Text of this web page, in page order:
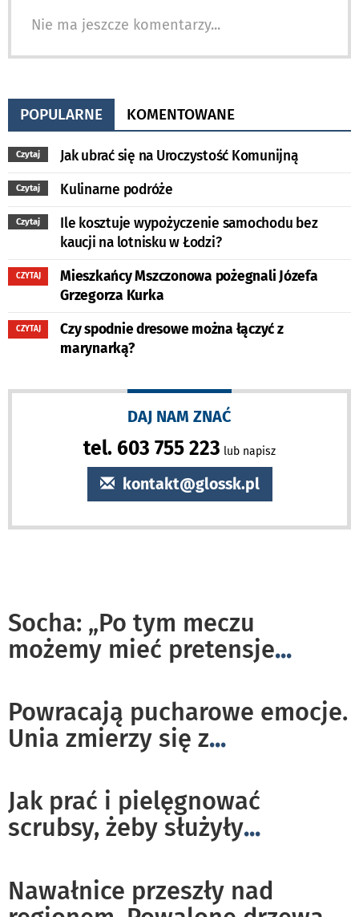
Nie ma jeszcze komentarzy...
POPULARNE KOMENTOWANE
Czytaj Jak ubrać się na Uroczystość Komunijną
Czytaj Kulinarne podróże
Czytaj
Ile kosztuje wypożyczenie samochodu bez
kaucji na lotnisku w Łodzi?
CZYTAJ
Mieszkańcy Mszczonowa pożegnali Józefa
Grzegorza Kurka
CZYTAJ
Czy spodnie dresowe można łączyć z
marynarką?
DAJ NAM ZNAĆ
tel. 603 755 223 lub napisz
kontakt@glossk.pl
Socha: „Po tym meczu
możemy mieć pretensje...
Powracają pucharowe emocje.
Unia zmierzy się z...
Jak prać i pielęgnować
scrubsy, żeby służyły...
Nawałnice przeszły nad